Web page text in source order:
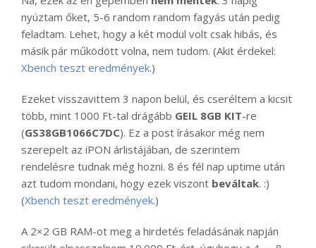
nyúztam őket, 5-6 random random fagyás után pedig
feladtam. Lehet, hogy a két modul volt csak hibás, és
másik pár működött volna, nem tudom. (Akit érdekel:
Xbench teszt eredmények.)
Ezeket visszavittem 3 napon belül, és cseréltem a kicsit
több, mint 1000 Ft-tal drágább GEIL 8GB KIT-re
(GS38GB1066C7DC). Ez a post írásakor még nem
szerepelt az iPON árlistájában, de szerintem
rendelésre tudnak még hozni. 8 és fél nap uptime után
azt tudom mondani, hogy ezek viszont beváltak. :)
(Xbench teszt eredmények.)
A 2×2 GB RAM-ot meg a hirdetés feladásának napján